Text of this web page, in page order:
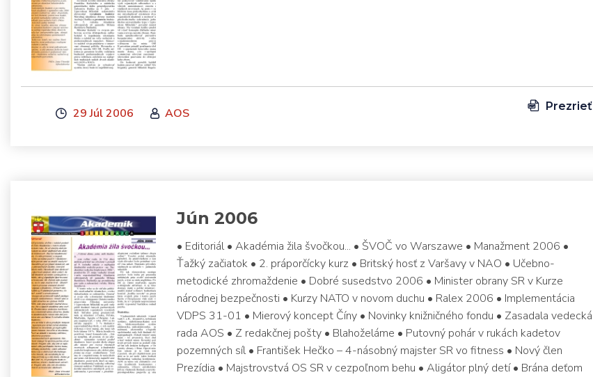
29 Júl 2006 AOS Prezrieť
Jún 2006
• Editoriál • Akadémia žila švočkou... • ŠVOČ vo Warszawe • Manažment 2006 •
Ťažký začiatok • 2. práporčícky kurz • Britský hosť z Varšavy v NAO • Učebno-
metodické zhromaždenie • Dobré susedstvo 2006 • Minister obrany SR v Kurze
národnej bezpečnosti • Kurzy NATO v novom duchu • Ralex 2006 • Implementácia
VDPS 31-01 • Mierový koncept Číny • Novinky knižničného fondu • Zasadala vedecká
rada AOS • Z redakčnej pošty • Blahoželáme • Putovný pohár v rukách kadetov
pozemných síl • František Hečko – 4-násobný majster SR vo fitness • Nový člen
Prezídia • Majstrovstvá OS SR v cezpoľnom behu • Aligátor plný detí • Brána deťom